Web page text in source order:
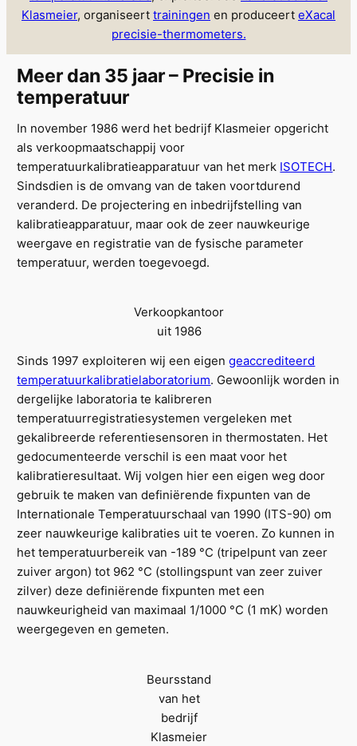
Klasmeier, organiseert trainingen en produceert eXacal
precisie-thermometers.
Meer dan 35 jaar – Precisie in
temperatuur
In november 1986 werd het bedrijf Klasmeier opgericht
als verkoopmaatschappij voor
temperatuurkalibratieapparatuur van het merk ISOTECH.
Sindsdien is de omvang van de taken voortdurend
veranderd. De projectering en inbedrijfstelling van
kalibratieapparatuur, maar ook de zeer nauwkeurige
weergave en registratie van de fysische parameter
temperatuur, werden toegevoegd.
Verkoopkantoor
uit 1986
Sinds 1997 exploiteren wij een eigengeaccrediteerd
temperatuurkalibratielaboratorium. Gewoonlijk worden in
dergelijke laboratoria te kalibreren
temperatuurregistratiesystemen vergeleken met
gekalibreerde referentiesensoren in thermostaten. Het
gedocumenteerde verschil is een maat voor het
kalibratieresultaat. Wij volgen hier een eigen weg door
gebruik te maken van definiërende fixpunten van de
Internationale Temperatuurschaal van 1990 (ITS-90) om
zeer nauwkeurige kalibraties uit te voeren. Zo kunnen in
het temperatuurbereik van -189 °C (tripelpunt van zeer
zuiver argon) tot 962 °C (stollingspunt van zeer zuiver
zilver) deze definiërende fixpunten met een
nauwkeurigheid van maximaal 1/1000 °C (1 mK) worden
weergegeven en gemeten.
Beursstand
van het
bedrijf
Klasmeier